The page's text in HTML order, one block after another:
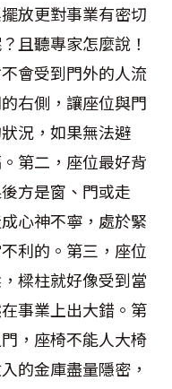
放更對事業有密切
且聽專家怎麼說！
會受到門外的人流
右側，讓座位與門
況，如果無法避
第二，座位最好背
方是窗、門或走
心神不寧，處於緊
利的。第三，座位
樑柱就好像受到當
事業上出大錯。第
，座椅不能人大椅
的金庫盡量隱密，